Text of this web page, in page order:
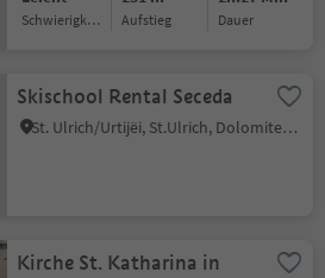
Schwierigkeitsgrad Aufstieg Dauer
Skischool Rental Seceda
St. Ulrich/Urtijëi, St.Ulrich, Dolomitenregion Gröden
Kirche St. Katharina in